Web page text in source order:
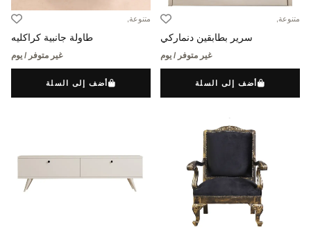
متنوعة,
سرير بطابقين دنماركي
غير متوفر / يوم
أضف إلى السلة
متنوعة,
طاولة جانبية كراكليه
غير متوفر / يوم
أضف إلى السلة